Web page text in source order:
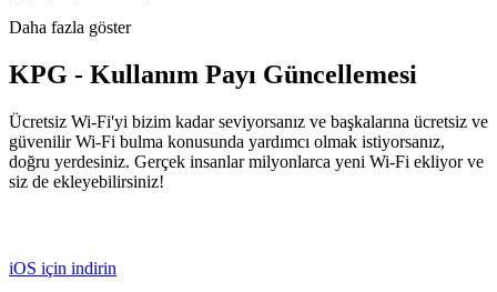
Daha fazla göster
KPG - Kullanım Payı Güncellemesi
Ücretsiz Wi-Fi'yi bizim kadar seviyorsanız ve başkalarına ücretsiz ve
güvenilir Wi-Fi bulma konusunda yardımcı olmak istiyorsanız,
doğru yerdesiniz. Gerçek insanlar milyonlarca yeni Wi-Fi ekliyor ve
siz de ekleyebilirsiniz!
iOS için indirin